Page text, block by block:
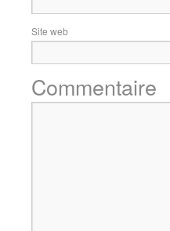
Site web
Commentaire